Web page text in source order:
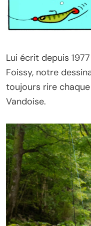
Lui écrit depuis
Foissy, notre
toujours rire
Vandoise.